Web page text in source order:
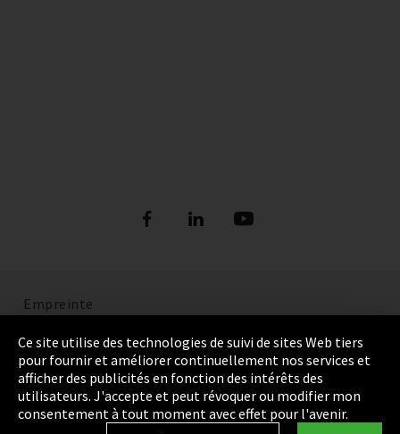
Empreinte
Politique de confidentialité
Cookie Settings
Termes et Conditions
Ce site utilise des technologies de suivi de sites Web tiers
pour fournir et améliorer continuellement nos services et
afficher des publicités en fonction des intérêts des
utilisateurs. J'accepte et peut révoquer ou modifier mon
consentement à tout moment avec effet pour l'avenir.